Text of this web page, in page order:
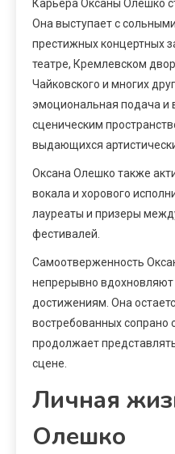
Карьера Оксаны Олешко
Она выступает с
престижных концертных
театре, Кремлевском
Чайковского и многих
эмоциональная подача и
сценическим
выдающихся
Оксана Олешко также
вокала и хорового
лауреаты и призеры
фестивалей.
Самоотверженность
непрерывно
достижениям. Она
востребованных сопрано
продолжает
сцене.
Личная
Олешко